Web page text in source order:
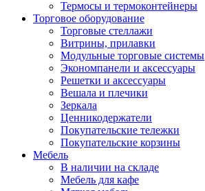
Термосы и термоконтейнеры
Торговое оборудование
Торговые стеллажи
Витрины, прилавки
Модульные торговые системы
Экономпанели и аксессуары
Решетки и аксессуары
Вешала и плечики
Зеркала
Ценникодержатели
Покупательские тележки
Покупательские корзины
Мебель
В наличии на складе
Мебель для кафе